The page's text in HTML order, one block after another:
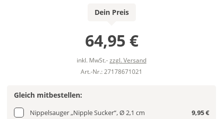
Dein Preis
64,95 €
inkl. MwSt.-zzgl. Versand
Art.-Nr.: 27178671021
Gleich mitbestellen:
Nippelsauger „Nipple Sucker“, Ø 2,1 cm 9,95 €